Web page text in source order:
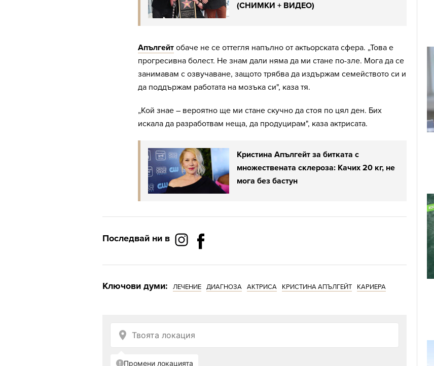
(СНИМКИ + ВИДЕО)
Апългейт обаче не се оттегля напълно от актьорската сфера. „Това е
прогресивна болест. Не знам дали няма да ми стане по-зле. Мога да се
занимавам с озвучаване, защото трябва да издържам семейството си и
да поддържам работата на мозъка си", каза тя.
„Кой знае – вероятно ще ми стане скучно да стоя по цял ден. Бих
искала да разработвам неща, да продуцирам", каза актрисата.
Кристина Апългейт за битката с
множествената склероза: Качих 20 кг, не
мога без бастун
Последвай ни в
Ключови думи: ЛЕЧЕНИЕ ДИАГНОЗА АКТРИСА КРИСТИНА АПЪЛГЕЙТ КАРИЕРА